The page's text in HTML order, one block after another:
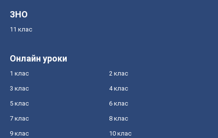
ЗНО
11 клас
Онлайн уроки
1 клас 2 клас
3 клас 4 клас
5 клас 6 клас
7 клас 8 клас
9 клас 10 клас